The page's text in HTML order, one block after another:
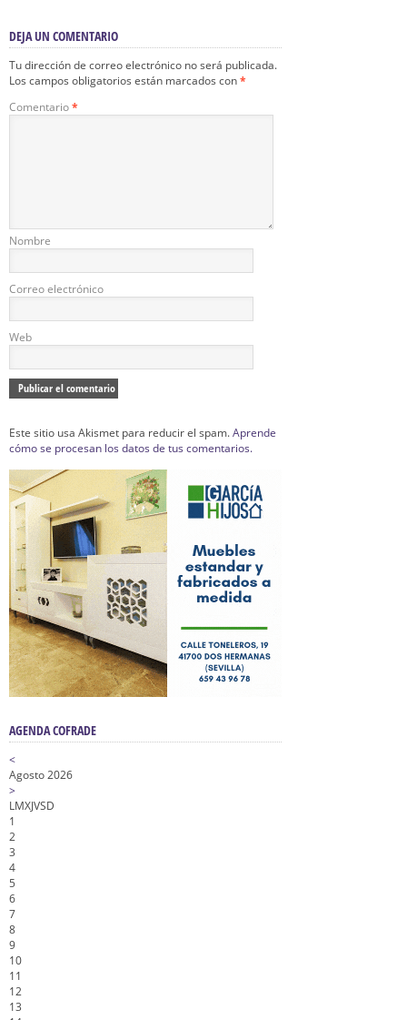
DEJA UN COMENTARIO
Tu dirección de correo electrónico no será publicada.
Los campos obligatorios están marcados con*
Comentario*
Nombre
Correo electrónico
Web
Este sitio usa Akismet para reducir el spam.Aprende
cómo se procesan los datos de tus comentarios.
AGENDA COFRADE
<
Agosto 2026
>
LMXJVSD
1
2
3
4
5
6
7
8
9
10
11
12
13